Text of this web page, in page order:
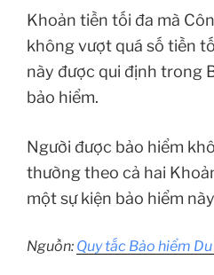
Khoản tiền tối đa mà
không vượt quá số tiền
này được qui định trong
bảo hiểm.
Người được bảo hiểm
thường theo cả hai
một sự kiện bảo hiểm
Nguồn: Quy tắc Bảo hiểm